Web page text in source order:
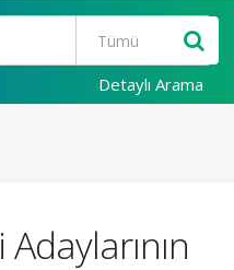
Detaylı Arama